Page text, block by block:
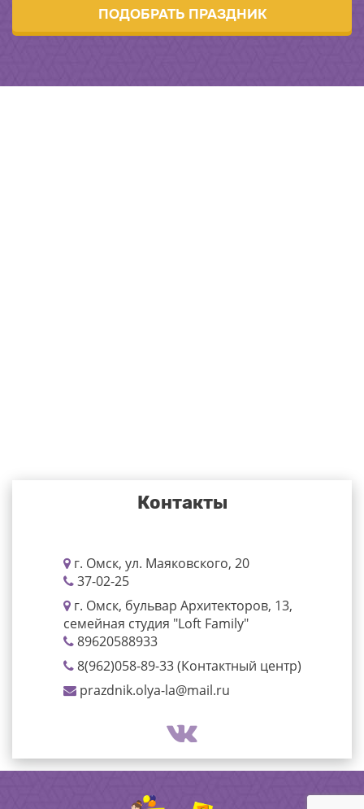
Контакты
г. Омск, ул. Маяковского, 20
37-02-25
г. Омск, бульвар Архитекторов, 13,
семейная студия "Loft Family"
89620588933
8(962)058-89-33 (Контактный центр)
prazdnik.olya-la@mail.ru